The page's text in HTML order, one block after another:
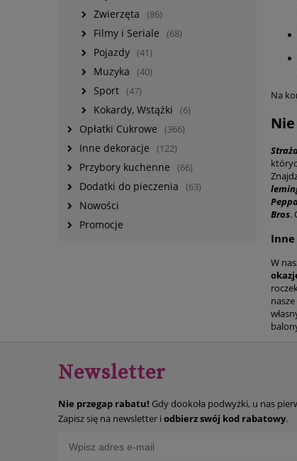
Zwierzęta (86)
Filmy i Seriale (68)
Pojazdy (41)
Muzyka (40)
Sport (47)
Kokardy, Wstążki (6)
Opłatki Cukrowe (366)
Inne dekoracje (122)
Przybory kuchenne (66)
Dodatki do pieczenia (63)
Nowości
Promocje
Na
Bros.
W
Newsletter
Nie przegap rabatu! Gdy dookoła podwyżki, u nas
Zapisz się na newsletter i odbierz swój kod rabatowy.